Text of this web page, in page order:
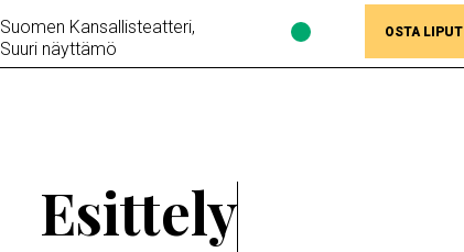
vapaana
Suomen Kansallisteatteri,
Suuri näyttämö
Lippujen
saatavuus
OSTA LIPUT
Esittely